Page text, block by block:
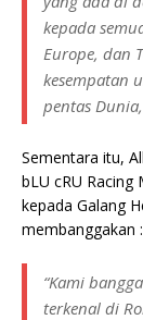
kepada
Europe, dan
kesempatan
pentas
Sementara itu,
bLU cRU Racing
kepada Galang
membanggakan :
“Kami
terkenal di